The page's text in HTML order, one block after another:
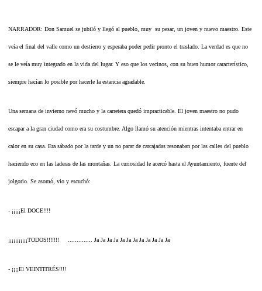
NARRADOR: Don Samuel se jubiló y llegó al pueblo, muy su pesar, un joven y nuevo maestro. Este
veía el final del valle como un destierro y esperaba poder pedir pronto el traslado. La verdad es que no
se le veía muy integrado en la vida del lugar. Y eso que los vecinos, con su buen humor característico,
siempre hacían lo posible por hacerle la estancia agradable.
Una semana de invierno nevó mucho y la carretera quedó impracticable. El joven maestro no pudo
escapar a la gran ciudad como era su costumbre. Algo llamó su atención mientras intentaba entrar en
calor en su casa. Era sábado por la tarde y un no parar de carcajadas resonaban por las calles del pueblo
haciendo eco en las laderas de las montañas. La curiosidad le acercó hasta el Ayuntamiento, fuente del
jolgorio. Se asomó, vio y escuchó:
- ¡¡¡¡¡El DOCE!!!!
¡¡¡¡¡¡¡¡¡¡¡TODOS!!!!!!! .............. Ja Ja Ja Ja Ja Ja Ja Ja Ja Ja Ja Ja
- ¡¡¡¡El VEINTITRÉS!!!!